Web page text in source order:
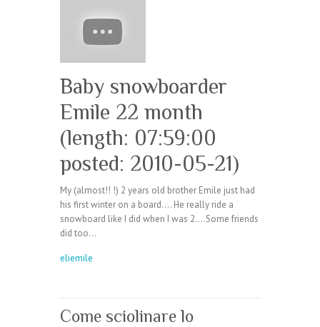
Baby snowboarder
Emile 22 month
(length: 07:59:00
posted: 2010-05-21)
My (almost!! !) 2 years old brother Emile just had
his first winter on a board…. He really ride a
snowboard like I did when I was 2….Some friends
did too…
eliemile
Come sciolinare lo